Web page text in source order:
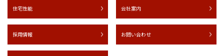
住宅性能 会社案内
採用情報 お問い合わせ